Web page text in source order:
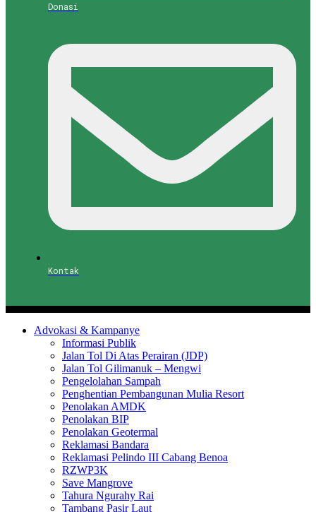
Donasi
Kontak
Advokasi & Kampanye
Informasi Publik
Jalan Tol Di Atas Perairan (JDP)
Jalan Tol Gilimanuk – Mengwi
Pengelolahan Sampah
Penghentian Pembangunan Mulia Resort
Penolakan AMDK
Penolakan BIP
Penolakan Geotermal
Reklamasi Bandara
Reklamasi Pelindo III Cabang Benoa
RZWP3K
Save Mangrove
Tahura Ngurahy Rai
Tambang Pasir Laut